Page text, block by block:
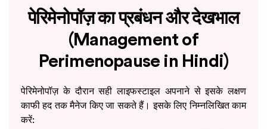
पेरिमेनोपॉज़ का प्रबंधन और देखभाल
(Management of
Perimenopause in Hindi)
पेरिमेनोपॉज़ के दौरान सही लाइफस्टाइल अपनाने से इसके लक्षण
काफी हद तक मैनेज किए जा सकते हैं। इसके लिए निम्नलिखित काम
करें: